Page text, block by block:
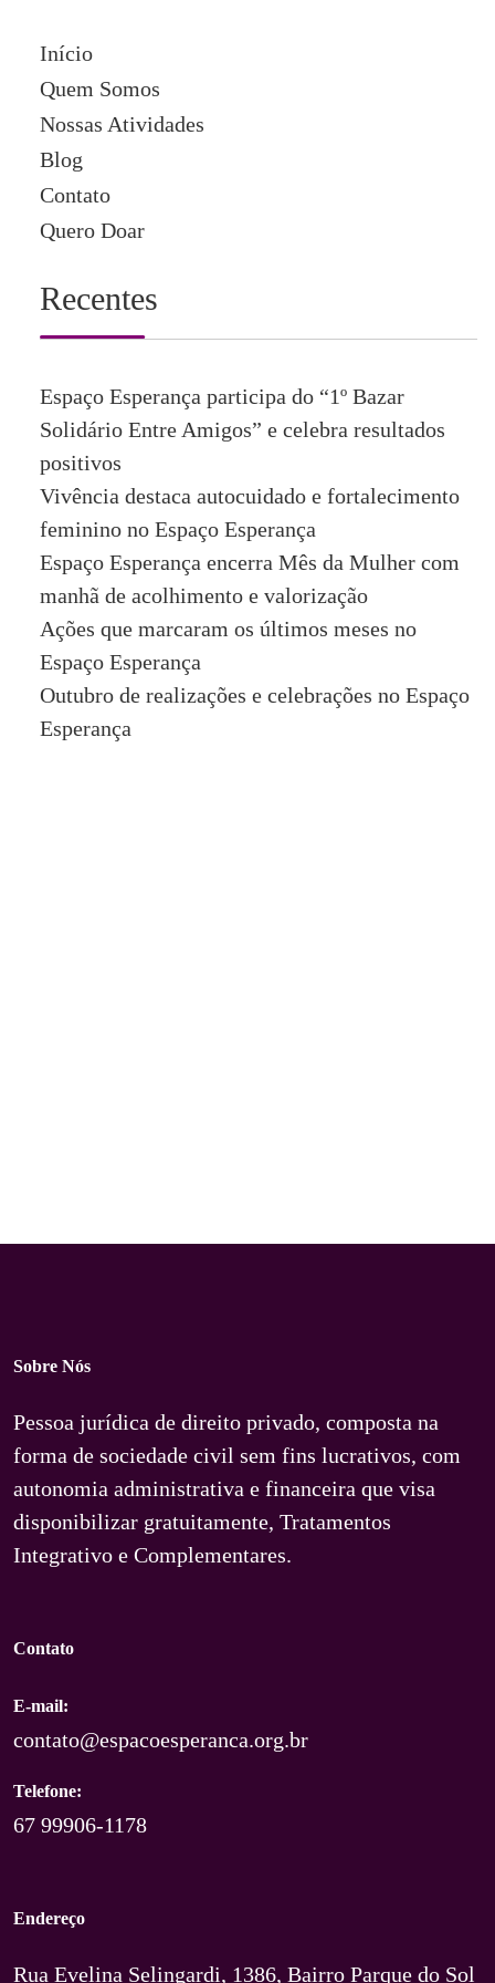
Início
Quem Somos
Nossas Atividades
Blog
Contato
Quero Doar
Recentes
Espaço Esperança participa do “1º Bazar
Solidário Entre Amigos” e celebra resultados
positivos
Vivência destaca autocuidado e fortalecimento
feminino no Espaço Esperança
Espaço Esperança encerra Mês da Mulher com
manhã de acolhimento e valorização
Ações que marcaram os últimos meses no
Espaço Esperança
Outubro de realizações e celebrações no Espaço
Esperança
Sobre Nós
Pessoa jurídica de direito privado, composta na
forma de sociedade civil sem fins lucrativos, com
autonomia administrativa e financeira que visa
disponibilizar gratuitamente, Tratamentos
Integrativo e Complementares.
Contato
E-mail:
contato@espacoesperanca.org.br
Telefone:
67 99906-1178
Endereço
Rua Evelina Selingardi, 1386, Bairro Parque do Sol